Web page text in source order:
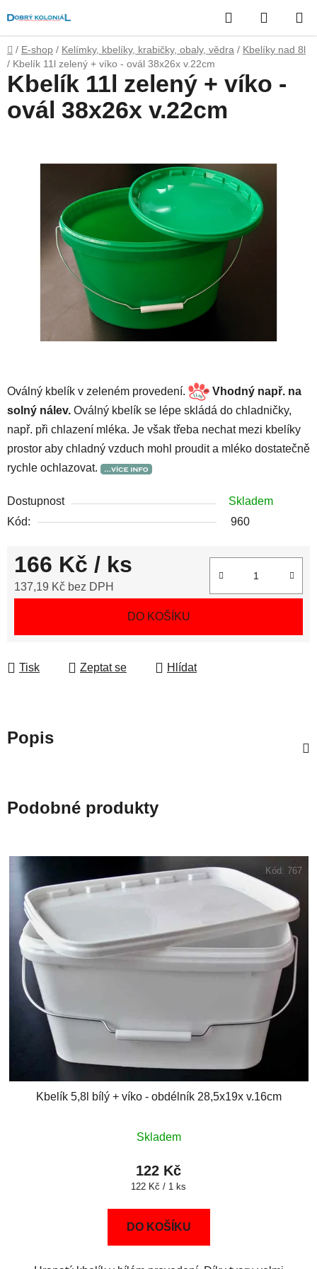
na
obsah
Hledat
KOŠÍK
Domů
/ E-shop / Kelímky, kbelíky, krabičky, obaly, vědra / Kbelíky nad 8l
/ Kbelík 11l zelený + víko - ovál 38x26x v.22cm
Oválný kbelík v zeleném provedení.
Vhodný např. na
solný nálev. Oválný kbelík se lépe skládá do chladničky,
např. při chlazení mléka. Je však třeba nechat mezi kbelíky
prostor aby chladný vzduch mohl proudit a mléko dostatečně
rychle ochlazovat.
Dostupnost
Skladem
Kód:
960
166 Kč / ks
137,19 Kč bez DPH
DO KOŠÍKU
Tisk Zeptat se Hlídat
Kbelík 11l zelený + víko -
ovál 38x26x v.22cm
Popis
Podobné produkty
Kbelík 5,8l bílý + víko - obdélník 28,5x19x v.16cm
Skladem
122 Kč
Měrná
122 Kč / 1 ks
DO KOŠÍKU
Kód: 767